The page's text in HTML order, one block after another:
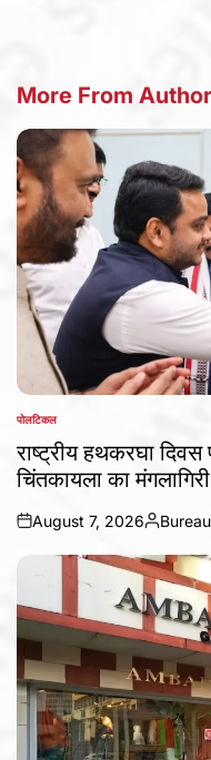
More From Author
POSTED
पोलटिकल
राष्ट्रीय हथकरघा दिवस
चिंतकायला का
on
August 7, 2026
Posted
by